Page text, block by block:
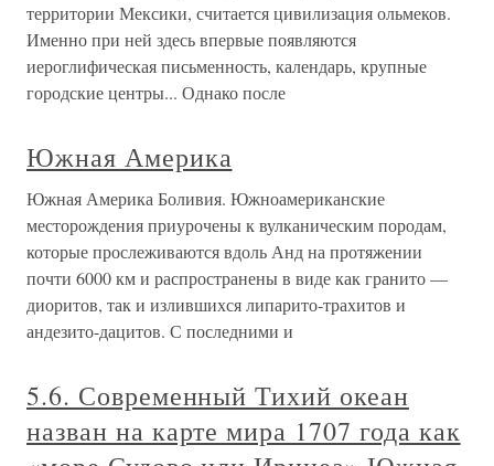
территории Мексики, считается цивилизация ольмеков.
Именно при ней здесь впервые появляются
иероглифическая письменность, календарь, крупные
городские центры... Однако после
Южная Америка
Южная Америка Боливия. Южноамериканские
месторождения приурочены к вулканическим породам,
которые прослеживаются вдоль Анд на протяжении
почти 6000 км и распространены в виде как гранито —
диоритов, так и излившихся липарито-трахитов и
андезито-дацитов. С последними и
5.6. Современный Тихий океан
назван на карте мира 1707 года как